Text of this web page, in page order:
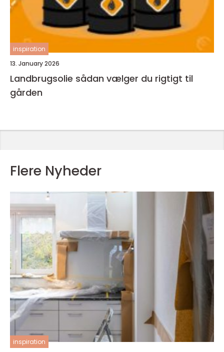
inspiration
13. January 2026
Landbrugsolie sådan vælger du rigtigt til
gården
Flere Nyheder
inspiration